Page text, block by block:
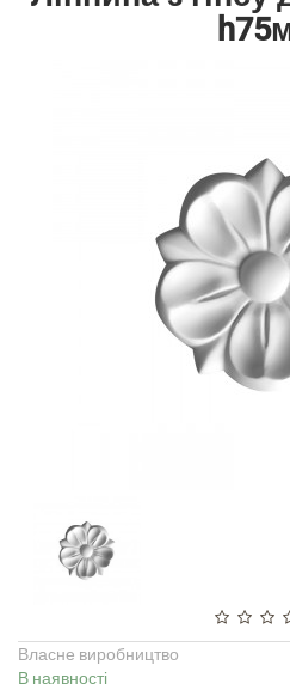
Власне виробництво
В наявності